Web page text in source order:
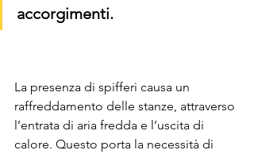
accorgimenti.
La presenza di spifferi causa un
raffreddamento delle stanze, attraverso
l’entrata di aria fredda e l’uscita di
calore. Questo porta la necessità di